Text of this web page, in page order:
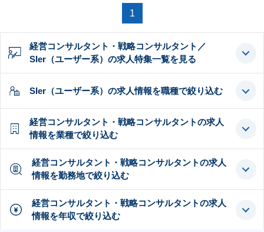
1
経営コンサルタント・戦略コンサルタント／
SIer（ユーザー系）の求人特集一覧を見る
SIer（ユーザー系）の求人情報を職種で絞り込む
経営コンサルタント・戦略コンサルタントの求人
情報を業種で絞り込む
経営コンサルタント・戦略コンサルタントの求人
情報を勤務地で絞り込む
経営コンサルタント・戦略コンサルタントの求人
情報を年収で絞り込む